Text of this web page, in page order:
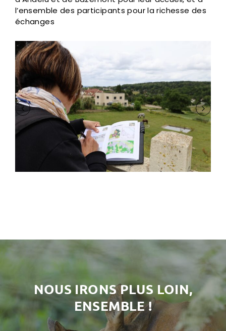
l’ensemble des participants pour la richesse des
échanges
NOUS IRONS PLUS LOIN,
ENSEMBLE !